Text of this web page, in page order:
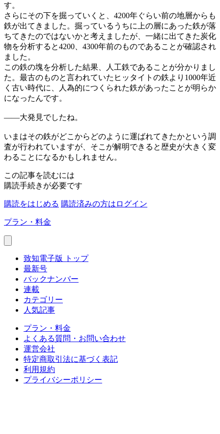
す。
さらにその下を掘っていくと、4200年ぐらい前の地層からも
鉄が出てきました。掘っているうちに上の層にあった鉄が落
ちてきたのではないかと考えましたが、一緒に出てきた炭化
物を分析すると4200、4300年前のものであることが確認され
ました。
この鉄の塊を分析した結果、人工鉄であることが分かりまし
た。最古のものと言われていたヒッタイトの鉄より1000年近
く古い時代に、人為的につくられた鉄があったことが明らか
になったんです。
——大発見でしたね。
いまはその鉄がどこからどのように運ばれてきたかという調
査が行われていますが、そこが解明できると歴史が大きく変
わることになるかもしれません。
この記事を読むには
購読手続きが必要です
購読をはじめる 購読済みの方はログイン
プラン・料金
致知電子版 トップ
最新号
バックナンバー
連載
カテゴリー
人気記事
プラン・料金
よくある質問・お問い合わせ
運営会社
特定商取引法に基づく表記
利用規約
プライバシーポリシー